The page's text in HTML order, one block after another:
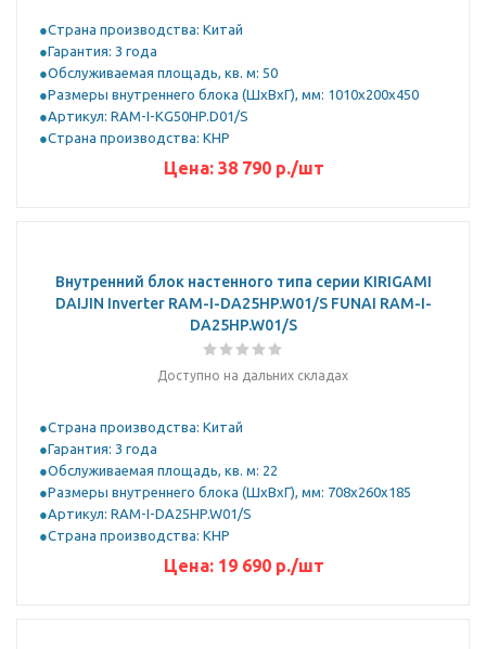
Страна производства: Китай
Гарантия: 3 года
Обслуживаемая площадь, кв. м: 50
Размеры внутреннего блока (ШхВхГ), мм: 1010x200x450
Артикул: RAM-I-KG50HP.D01/S
Страна производства: КНР
Цена: 38 790р./шт
Внутренний блок настенного типа серии KIRIGAMI
DAIJIN Inverter RAM-I-DA25HP.W01/S FUNAI RAM-I-
DA25HP.W01/S
Доступно на дальних складах
Страна производства: Китай
Гарантия: 3 года
Обслуживаемая площадь, кв. м: 22
Размеры внутреннего блока (ШхВхГ), мм: 708x260x185
Артикул: RAM-I-DA25HP.W01/S
Страна производства: КНР
Цена: 19 690р./шт